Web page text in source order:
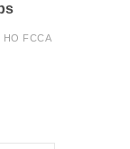
HO FCCA